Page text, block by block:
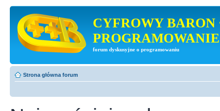
CYFROWY BARON
PROGRAMOWANIE
forum dyskusyjne o programowaniu
Strona główna forum